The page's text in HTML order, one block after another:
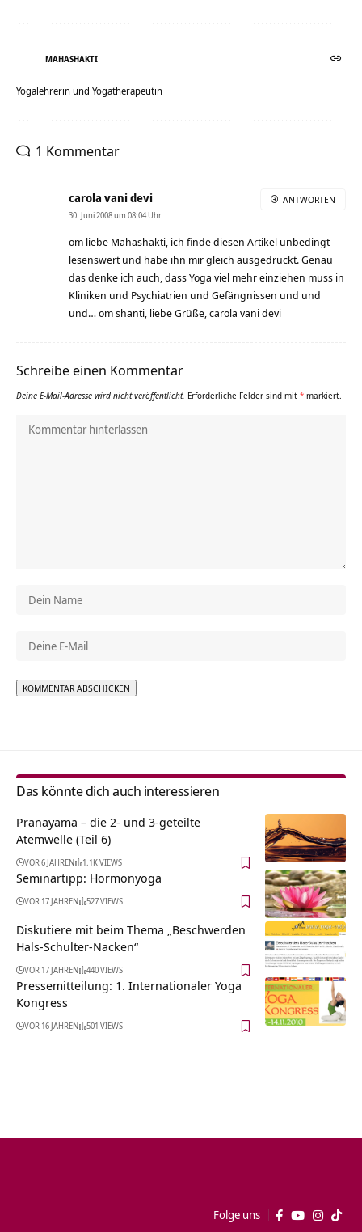
MAHASHAKTI
Yogalehrerin und Yogatherapeutin
1 Kommentar
carola vani devi
30. Juni 2008 um 08:04 Uhr
om liebe Mahashakti, ich finde diesen Artikel unbedingt
lesenswert und habe ihn mir gleich ausgedruckt. Genau
das denke ich auch, dass Yoga viel mehr einziehen muss in
Kliniken und Psychiatrien und Gefängnissen und und
und… om shanti, liebe Grüße, carola vani devi
ANTWORTEN
Schreibe einen Kommentar
Deine E-Mail-Adresse wird nicht veröffentlicht. Erforderliche Felder sind mit * markiert.
Das könnte dich auch interessieren
Pranayama – die 2- und 3-geteilte
Atemwelle (Teil 6)
VOR 6 JAHREN 1.1K VIEWS
Seminartipp: Hormonyoga
VOR 17 JAHREN 527 VIEWS
Diskutiere mit beim Thema „Beschwerden
Hals-Schulter-Nacken“
VOR 17 JAHREN 440 VIEWS
Pressemitteilung: 1. Internationaler Yoga
Kongress
VOR 16 JAHREN 501 VIEWS
Folge uns